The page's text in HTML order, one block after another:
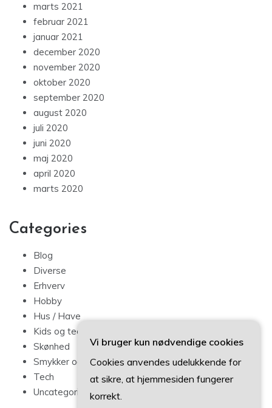
marts 2021
februar 2021
januar 2021
december 2020
november 2020
oktober 2020
september 2020
august 2020
juli 2020
juni 2020
maj 2020
april 2020
marts 2020
Categories
Blog
Diverse
Erhverv
Hobby
Hus / Have
Kids og teens
Skønhed
Smykker og mode
Tech
Uncategorized
Vi bruger kun nødvendige cookies
Cookies anvendes udelukkende for
at sikre, at hjemmesiden fungerer
korrekt.